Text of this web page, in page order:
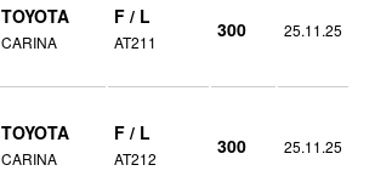
TOYOTA
CARINA
F / L
AT211
300 25.11.25
TOYOTA
CARINA
F / L
AT212
300 25.11.25